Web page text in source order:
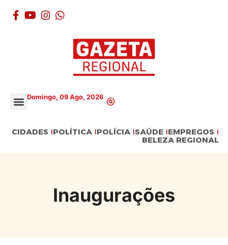
Domingo, 09 Ago, 2026
CIDADES POLÍTICA POLÍCIA SAÚDE EMPREGOS
BELEZA REGIONAL
Inaugurações